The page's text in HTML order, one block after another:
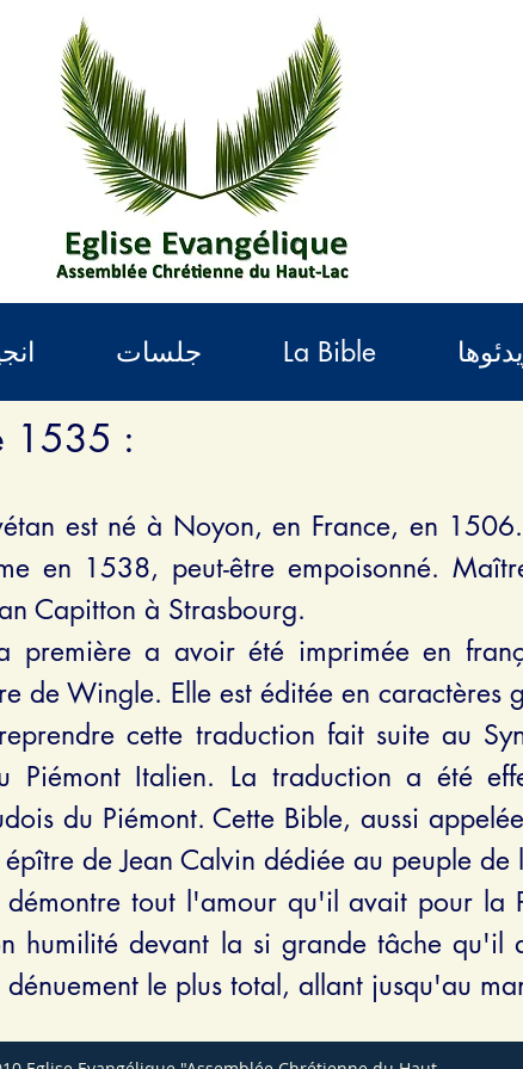
جلسات La Bible
1535 :
est né à Noyon, en France, en
en 1538, peut-être empoisonné.
Capitton à Strasbourg.
première a avoir été imprimée en
de Wingle. Elle est éditée en caractères
cette traduction fait suite au
Piémont Italien. La traduction a été
du Piémont. Cette Bible, aussi
de Jean Calvin dédiée au peuple
démontre tout l'amour qu'il avait pour la
humilité devant la si grande tâche qu'il
le plus total, allant jusqu'au